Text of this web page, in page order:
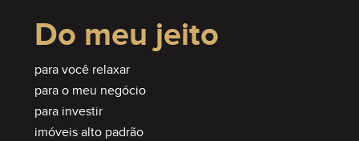
Do meu jeito
para você relaxar
para o meu negócio
para investir
imóveis alto padrão